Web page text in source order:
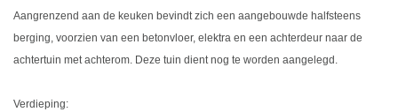
Aangrenzend aan de keuken bevindt zich een aangebouwde halfsteens
berging, voorzien van een betonvloer, elektra en een achterdeur naar de
achtertuin met achterom. Deze tuin dient nog te worden aangelegd.
Verdieping: